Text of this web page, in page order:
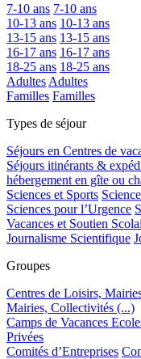
7-10 ans 7-10 ans
10-13 ans 10-13 ans
13-15 ans 13-15 ans
16-17 ans 16-17 ans
18-25 ans 18-25 ans
Adultes Adultes
Familles Familles
Types de séjour
Séjours en Centres de
Séjours itinérants &
hébergement en gîte ou
Sciences et Sports
Sciences pour l’Urgence
Vacances et Soutien
Journalisme Scientifique
Groupes
Centres de Loisirs,
Mairies, Collectivités (...)
Camps de Vacances
Privées
Comités d’Entreprises